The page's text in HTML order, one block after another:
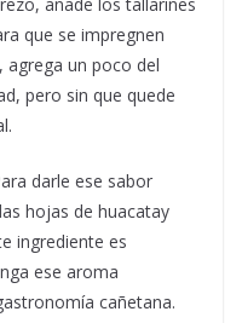
añade los tallarines
que se impregnen
agrega un poco del
pero sin que quede
darle ese sabor
hojas de huacatay
ingrediente es
ese aroma
cañetana.